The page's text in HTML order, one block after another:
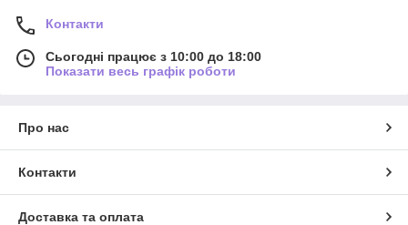
Контакти
Сьогодні працює з 10:00 до 18:00
Показати весь графік роботи
Про нас
Контакти
Доставка та оплата